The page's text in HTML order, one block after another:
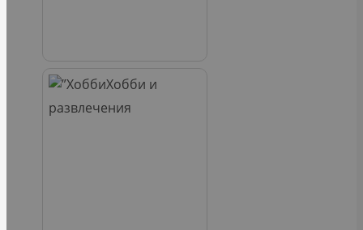
Хобби и
развлечения